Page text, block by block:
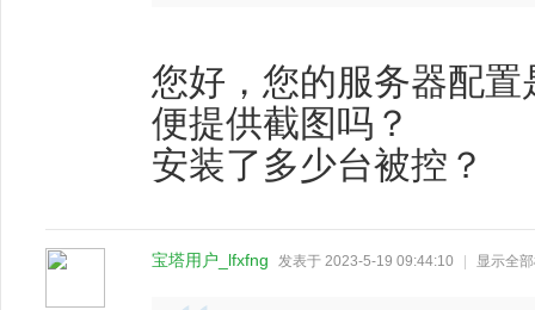
您好，您的服务器配
便提供截图吗？
安装了多少台被控？
宝塔用户_lfxfng 发表于 2023-5-19 09:44:10 显示全